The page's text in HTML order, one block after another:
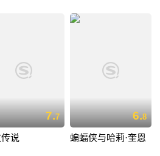
7.7
说
6.8
蝙蝠侠与哈莉·奎恩